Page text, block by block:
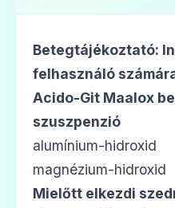
Betegtájékoztató:
felhasználó
Acido-Git Maalox
szuszpenzió
alumínium-hidroxid
magnézium-hidroxid
Mielőtt elkezdi